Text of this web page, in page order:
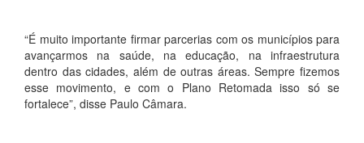
“É muito importante firmar parcerias com os municípios para
avançarmos na saúde, na educação, na infraestrutura
dentro das cidades, além de outras áreas. Sempre fizemos
esse movimento, e com o Plano Retomada isso só se
fortalece”, disse Paulo Câmara.